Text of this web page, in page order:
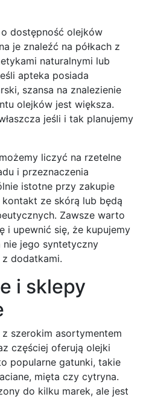
dostępność olejków
je znaleźć na półkach z
naturalnymi lub
apteka posiada
szansa na znalezienie
olejków jest większa.
jeśli i tak planujemy
liczyć na rzetelne
i przeznaczenia
istotne przy zakupie
ze skórą lub będą
Zawsze warto
i upewnić się, że kupujemy
jego syntetyczny
dodatkami.
i sklepy
szerokim asortymentem
częściej oferują olejki
popularne gatunki, takie
mięta czy cytryna.
do kilku marek, ale jest